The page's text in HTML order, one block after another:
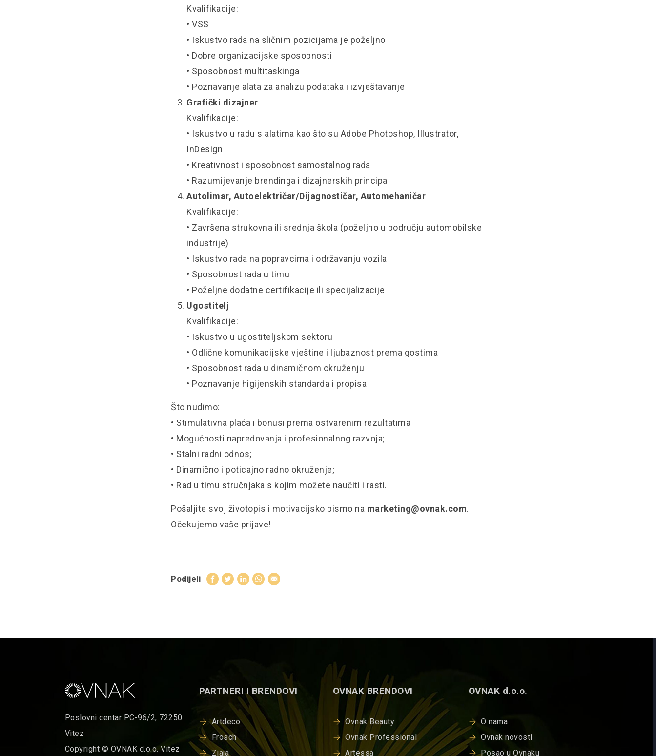
Kvalifikacije:
• VSS
• Iskustvo rada na sličnim pozicijama je poželjno
• Dobre organizacijske sposobnosti
• Sposobnost multitaskinga
• Poznavanje alata za analizu podataka i izvještavanje
Grafički dizajner
Kvalifikacije:
• Iskustvo u radu s alatima kao što su Adobe Photoshop, Illustrator,
InDesign
• Kreativnost i sposobnost samostalnog rada
• Razumijevanje brendinga i dizajnerskih principa
Autolimar, Autoelektričar/Dijagnostičar, Automehaničar
Kvalifikacije:
• Završena strukovna ili srednja škola (poželjno u području automobilske
industrije)
• Iskustvo rada na popravcima i održavanju vozila
• Sposobnost rada u timu
• Poželjne dodatne certifikacije ili specijalizacije
Ugostitelj
Kvalifikacije:
• Iskustvo u ugostiteljskom sektoru
• Odlične komunikacijske vještine i ljubaznost prema gostima
• Sposobnost rada u dinamičnom okruženju
• Poznavanje higijenskih standarda i propisa
Što nudimo:
• Stimulativna plaća i bonusi prema ostvarenim rezultatima
• Mogućnosti napredovanja i profesionalnog razvoja;
• Stalni radni odnos;
• Dinamično i poticajno radno okruženje;
• Rad u timu stručnjaka s kojim možete naučiti i rasti.
Pošaljite svoj životopis i motivacijsko pismo na marketing@ovnak.com.
Očekujemo vaše prijave!
Podijeli
Poslovni centar PC-96/2, 72250
Vitez
Copyright © OVNAK d.o.o. Vitez
PARTNERI I BRENDOVI
Artdeco
Frosch
Ziaja
OVNAK BRENDOVI
Ovnak Beauty
Ovnak Professional
Artessa
OVNAK d.o.o.
O nama
Ovnak novosti
Posao u Ovnaku